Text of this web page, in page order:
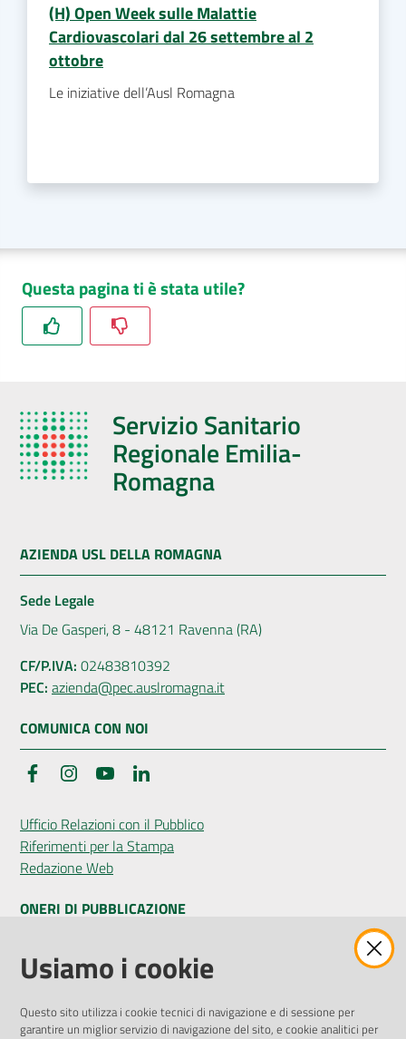
(H) Open Week sulle Malattie
Cardiovascolari dal 26 settembre al 2
ottobre
Le iniziative dell’Ausl Romagna
Questa pagina ti è stata utile?
Servizio Sanitario
Regionale Emilia-
Romagna
AZIENDA USL DELLA ROMAGNA
Sede Legale
Via De Gasperi, 8 - 48121 Ravenna (RA)
CF/P.IVA: 02483810392
PEC: azienda@pec.auslromagna.it
COMUNICA CON NOI
FacebookInstagramYouTube
Ufficio Relazioni con il Pubblico
Riferimenti per la Stampa
Redazione Web
ONERI DI PUBBLICAZIONE
Amministrazione Trasparente
Pubblicità legale
Privacy Policy
Usiamo i cookie
Questo sito utilizza i cookie tecnici di navigazione e di sessione per
garantire un miglior servizio di navigazione del sito, e cookie analitici per